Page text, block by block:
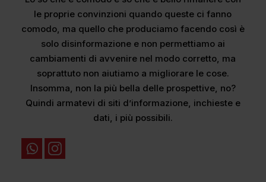
le proprie convinzioni quando queste ci fanno
comodo, ma quello che produciamo facendo così è
solo disinformazione e non permettiamo ai
cambiamenti di avvenire nel modo corretto, ma
soprattuto non aiutiamo a migliorare le cose.
Insomma, non la più bella delle prospettive, no?
Quindi armatevi di siti d’informazione, inchieste e
dati, i più possibili.